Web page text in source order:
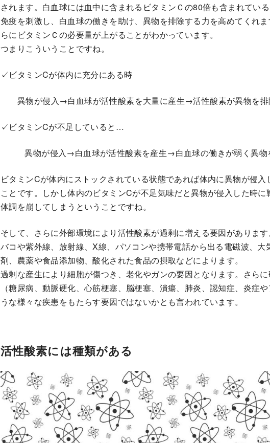
されます。白血球には血中に含まれるビタミンＣの80倍も含まれてい
免疫を刺激し、白血球の働きを助け、異物を排除する力を高めてくれ
らにビタミンＣの必要量が上がることがわかっています。
つまりこういうことですね。
✓ビタミンCが体内に充分にある時
異物が侵入→白血球が活性酸素を大量に産生→活性酸素が異物を
✓ビタミンCが不足していると…
異物が侵入→白血球が活性酸素を産生→白血球の働きが弱く異
ビタミンCが体内にストックされている状態であれば体内に異物が侵
ことです。しかし体内のビタミンCが不足気味だと異物が侵入した時
体調を崩してしまうということですね。
そして、さらに外部環境により活性酸素が過剰に増える要因がありま
バコや紫外線、放射線、X線、パソコンや携帯電話から出る電磁波、
剤、農薬や食品添加物、酸化された食品の摂取などによります。
過剰な産生により細胞が傷つき、老化やガンの要因となります。さら
（糖尿病、動脈硬化、心筋梗塞、脳梗塞、潰瘍、肺炎、認知症、炎症
うな様々な疾患をもたらす要因ではないかとも言われています。
活性酸素には種類がある